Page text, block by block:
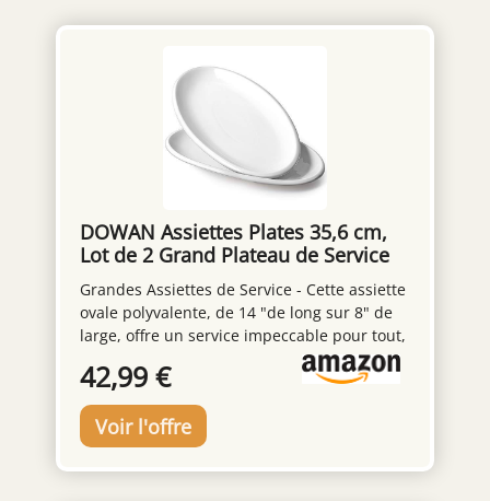
DOWAN Assiettes Plates 35,6 cm,
Lot de 2 Grand Plateau de Service
en Porcelaine Blanche pour
Apéritif, Collation, Dessert, Sushi,
Salade, Pâtes, Poisson, Lave-
vaisselle et Micro-ondes
Grandes Assiettes de Service - Cette assiette
ovale polyvalente, de 14 "de long sur 8" de
large, offre un service impeccable pour tout,
des entrées aux plats principaux, des
desserts et plus encore. Idéal pour les petits
déjeuners, dîners ou fêtes, fêtes de famille,
dîners de fête des mères. Robuste et Saine -
Assiettes plates ovales, résistantes, une
sorte de premium sans plomb, incassable et
42,99 €